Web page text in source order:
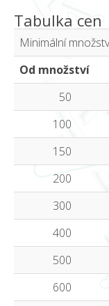
Tabulka cen
Minimální
Od množství
50
100
150
200
300
400
500
600